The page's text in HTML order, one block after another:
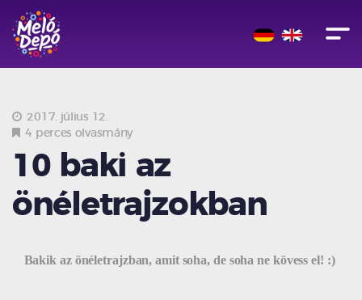
2017. július 12.
4 perces olvasmány
10 baki az
önéletrajzokban
Bakik az önéletrajzban, amit soha, de soha ne kövess el! :)